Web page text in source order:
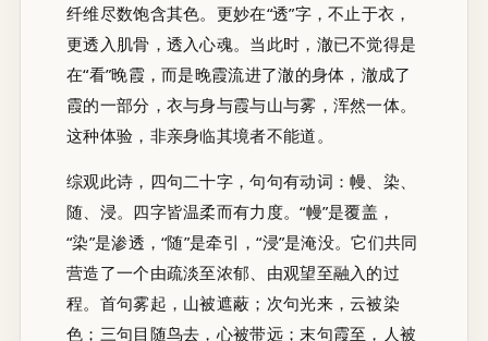
纤维尽数饱含其色。更妙在“透”字，不止于衣，
更透入肌骨，透入心魂。当此时，澈已不觉得是
在“看”晚霞，而是晚霞流进了澈的身体，澈成了
霞的一部分，衣与身与霞与山与雾，浑然一体。
这种体验，非亲身临其境者不能道。
综观此诗，四句二十字，句句有动词：幔、染、
随、浸。四字皆温柔而有力度。“幔”是覆盖，
“染”是渗透，“随”是牵引，“浸”是淹没。它们共同
营造了一个由疏淡至浓郁、由观望至融入的过
程。首句雾起，山被遮蔽；次句光来，云被染
色；三句目随鸟去，心被带远；末句霞至，人被